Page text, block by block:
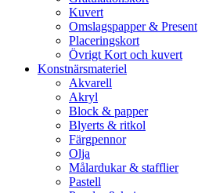
Kuvert
Omslagspapper & Present
Placeringskort
Övrigt Kort och kuvert
Konstnärsmateriel
Akvarell
Akryl
Block & papper
Blyerts & ritkol
Färgpennor
Olja
Målardukar & stafflier
Pastell